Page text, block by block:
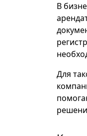
В
Для